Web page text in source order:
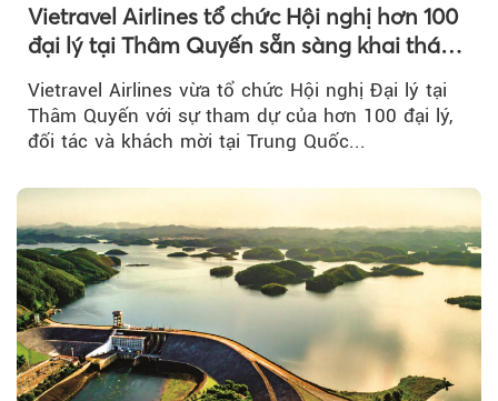
Vietravel Airlines tổ chức Hội nghị hơn 100
đại lý tại Thâm Quyến sẵn sàng khai thác
đường bay thẳng TP.HCM - Thâm Quyến
Vietravel Airlines vừa tổ chức Hội nghị Đại lý tại
Thâm Quyến với sự tham dự của hơn 100 đại lý,
đối tác và khách mời tại Trung Quốc...